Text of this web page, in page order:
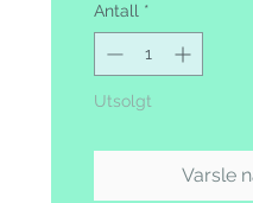
Antall *
Utsolgt
Varsle